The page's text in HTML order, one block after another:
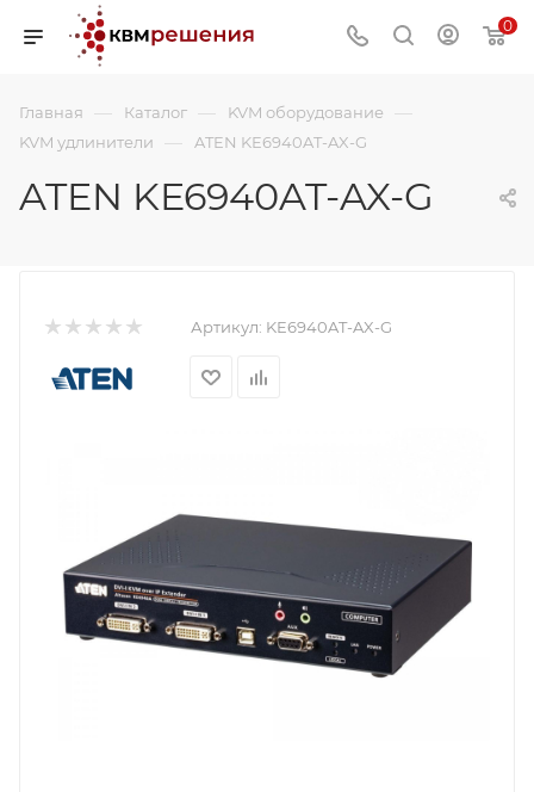
0
Главная — Каталог — KVM оборудование —
KVM удлинители — ATEN KE6940AT-AX-G
ATEN KE6940AT-AX-G
Артикул: KE6940AT-AX-G